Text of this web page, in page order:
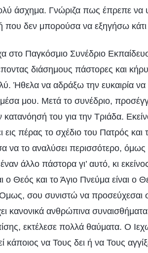
άσχημα. Γνώριζα πως έπρεπε να
που δεν μπορούσα να εξηγήσω κάτι
στο Παγκόσμιο Συνέδριο
διάσημους πάστορες και
Ήθελα να αδράξω την ευκαιρία
μου. Μετά το συνέδριο,
κατανόησή του για την Τριάδα.
πέρας το σχέδιο του Πατρός και
να το αναλύσει περισσότερο, όμως
άλλο πάστορα γι’ αυτό, κι
ο Θεός και το Άγιο Πνεύμα είναι
σου συνιστώ να προσεύχεσαι
κανονικά ανθρώπινα συναισθήματα
εκτέλεσε πολλά θαύματα. Ο
να Τους δει ή να Τους